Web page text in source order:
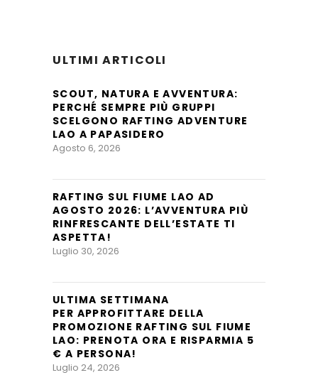
ULTIMI ARTICOLI
SCOUT, NATURA E AVVENTURA:
PERCHÉ SEMPRE PIÙ GRUPPI
SCELGONO RAFTING ADVENTURE
LAO A PAPASIDERO
Agosto 6, 2026
RAFTING SUL FIUME LAO AD
AGOSTO 2026: L’AVVENTURA PIÙ
RINFRESCANTE DELL’ESTATE TI
ASPETTA!
Luglio 30, 2026
ULTIMA SETTIMANA
PER APPROFITTARE DELLA
PROMOZIONE RAFTING SUL FIUME
LAO: PRENOTA ORA E RISPARMIA 5
€ A PERSONA!
Luglio 24, 2026